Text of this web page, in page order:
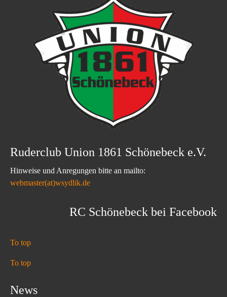
Ruderclub Union 1861 Schönebeck e.V.
Hinweise und Anregungen bitte an mailto:
webmaster(at)wsydlik.de
RC Schönebeck bei Facebook
To top
To top
News